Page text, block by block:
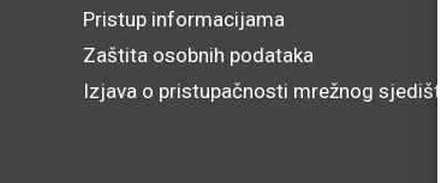
Pristup informacijama
Zaštita osobnih podataka
Izjava o pristupačnosti mrežnog sjedišta